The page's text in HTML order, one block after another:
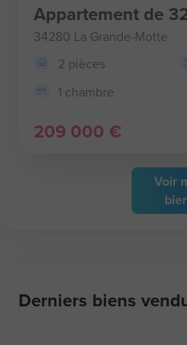
Voir
Appartement de
34280 La Grande-Motte
2 pièces
1 chambre
209 000 €
Derniers biens